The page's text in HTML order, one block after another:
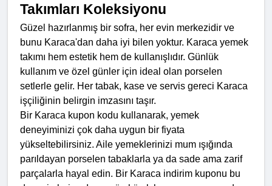
Takımları Koleksiyonu
Güzel hazırlanmış bir sofra, her evin merkezidir ve
bunu Karaca'dan daha iyi bilen yoktur. Karaca yemek
takımı hem estetik hem de kullanışlıdır. Günlük
kullanım ve özel günler için ideal olan porselen
setlerle gelir. Her tabak, kase ve servis gereci Karaca
işçiliğinin belirgin imzasını taşır.
Bir Karaca kupon kodu kullanarak, yemek
deneyiminizi çok daha uygun bir fiyata
yükseltebilirsiniz. Aile yemeklerinizi mum ışığında
parıldayan porselen tabaklarla ya da sade ama zarif
parçalarla hayal edin. Bir Karaca indirim kuponu bu